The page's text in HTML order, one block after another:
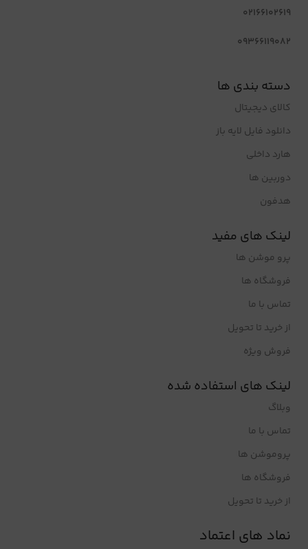
02166102619
09366119082
دسته بندی ها
کالای دیجیتال
دانلود فایل لایه باز
هارد داخلی
دوربین ها
هدفون
لینک های مفید
پرو موشن ها
فروشگاه ها
تماس با ما
از خرید تا تحویل
فروش ویژه
لینک های استفاده شده
وبلاگ
تماس با ما
پروموشن ها
فروشگاه ها
از خرید تا تحویل
نماد های اعتماد